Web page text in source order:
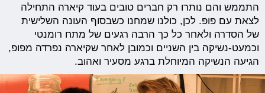
התממש והם נותרו רק חברים טובים בעוד קיארה התחילה
לצאת עם פופ. לכן, כולנו שמחנו כשבסוף העונה השלישית
של הסדרה ולאחר כל כך הרבה רגעים של מתח רומנטי
וכמעט-נשיקה בין השניים וכמובן לאחר שקיארה נפרדה מפופ,
הגיעה הנשיקה המיוחלת ברגע מסעיר ואהוב.